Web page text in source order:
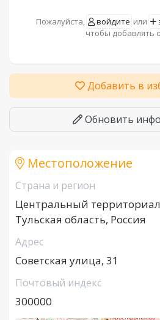
Пожалуйста, войдите или
чтобы добавлять
Добавить в
Обновить
Местоположение
Страна и регион
Центральный
Тульская область, Россия
Адрес
Советская улица, 31
Почтовый индекс
300000